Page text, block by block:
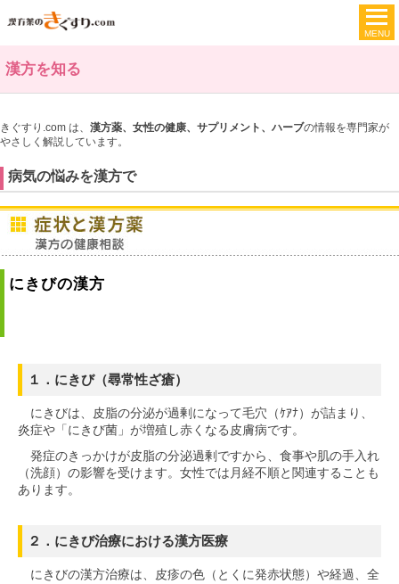
漢方を知る
きぐすり.com は、 漢方薬、女性の健康、サプリメント、ハーブの情報を専門家が
やさしく解説しています。
病気の悩みを漢方で
にきびの漢方
１．にきび（尋常性ざ瘡）
にきびは、皮脂の分泌が過剰になって毛穴（ｹｱﾅ）が詰まり、
炎症や「にきび菌」が増殖し赤くなる皮膚病です。
発症のきっかけが皮脂の分泌過剰ですから、食事や肌の手入れ
（洗顔）の影響を受けます。女性では月経不順と関連することも
あります。
２．にきび治療における漢方医療
にきびの漢方治療は、皮疹の色（とくに発赤状態）や経過、全